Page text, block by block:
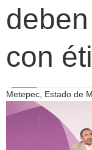
con
Metepec, Estado de